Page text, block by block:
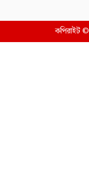
কপিরাইট ©